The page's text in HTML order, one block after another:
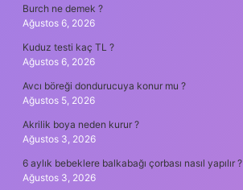
Burch ne demek ?
Ağustos 6, 2026
Kuduz testi kaç TL ?
Ağustos 6, 2026
Avcı böreği dondurucuya konur mu ?
Ağustos 5, 2026
Akrilik boya neden kurur ?
Ağustos 3, 2026
6 aylık bebeklere balkabağı çorbası nasıl yapılır ?
Ağustos 3, 2026